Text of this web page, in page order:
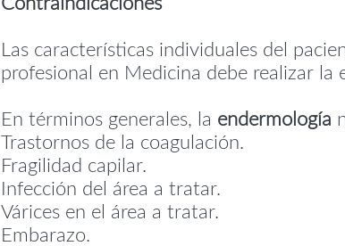
Las características individuales del
profesional en Medicina debe realizar la
En términos generales, la endermología
Trastornos de la coagulación.
Fragilidad capilar.
Infección del área a tratar.
Várices en el área a tratar.
Embarazo.